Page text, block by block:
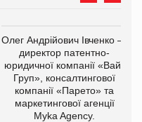
Олег Андрійович Івченко —
директор патентно-
юридичної компанії «Вайз
Груп», консалтингової
компанії «Парето» та
маркетингової агенції
Myka Agency.